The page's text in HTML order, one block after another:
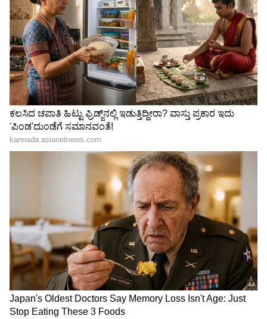
ನಿಲ್ದಾಣದ ಅವರಣದಲ್ಲಿ ಸ್ವಚ್ಛತೆಯಿಲ್ಲದೆ ಕಸ ತುಂಬಿಕೊಂಡಿದ್ದು
ಶೌಚಾಲಯಗಳಿಗೆ ಹೋದರೆ ನೀರು ಸಹ ಇಲ್ಲ. ಇನ್ನು
ಕುಡಿಯುವ ನೀರಯಂತೂ ಇಲ್ಲವೆ ಇಲ್ಲವಾಗಿ ಮಹಿಳೆಯರು
ಮಕ್ಕಳು ವೃದ್ದರು ಅನಾರೋಗ್ಯ ಪೀಡಿತರು ದೂರದ
ಬೆಂಗಳೂರು ಮೈಸೂರು ತೆರಳುವ ಪ್ರಯಾಣಿಕರು
ಶೌಚಾಲಯವಿಲ್ಲದೆ ಬಯಲು ಪ್ರದೇಶವನ್ನು ಆವಲಂಬಿಸುವುದು
ಮಹಿಳೆಯವರು, ಹೆಣ್ಣುಮಕ್ಕಳು ರೈಲ್ವೆ ನಿಲ್ದಾಣದಲ್ಲಿ ಗಿಡದ
ಪೊದೆಯ ಮರೆಯಲ್ಲಿ ಕುಳಿತು ಮೂತ್ರ ವಿಸರ್ಜನೆ
ಮಾಡಬೇಕಾಗಿದೆ. ಇದರೊಂದಿಗೆ ಆನಾರೋಗ್ಯ ಪೀಡಿತರ
ಸ್ಥಿತಿಯಂತೂ ಕೇಳೋರಿಲ್ಲದಂತಾಗಿದೆ. ಕಡಿಮೆ ಖರ್ಚಿನಲ್ಲಿ
ರಾಜದಾನಿಗೆ ತೆರಳುವ ಪ್ರಯಾಣಿಕರಿಗೆ ಮಾಲ್ಗುಡಿ ರೈಲ್ವೆ
ನಿಲ್ದಾಣದಲ್ಲಿ ಸುಲಭ ಶೌಚಾಲಯಗಳಿಲ್ಲದೆ ಪರದಾಡುವ